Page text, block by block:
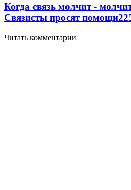
Когда связь молчит -
Связисты просят помощи
Читать комментарии